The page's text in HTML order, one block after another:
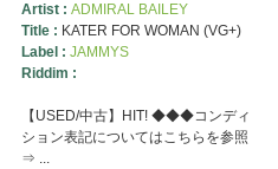
Artist : ADMIRAL BAILEY
Title : KATER FOR WOMAN (VG+)
Label : JAMMYS
Riddim :
【USED/中古】HIT! ◆◆◆コンディ
ション表記についてはこちらを参照
⇒ ...